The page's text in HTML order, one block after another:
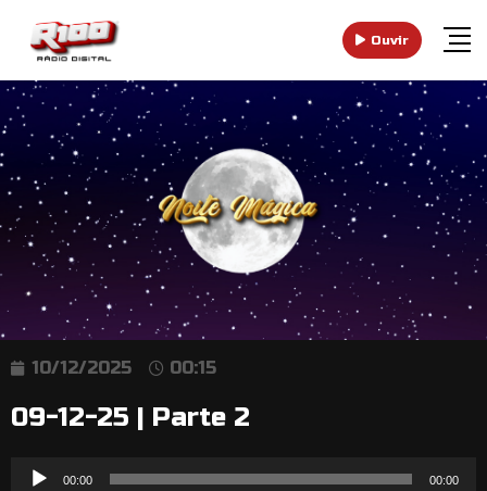
Ouvir
10/12/2025 00:15
09-12-25 | Parte 2
Reprodutor
00:00 00:00